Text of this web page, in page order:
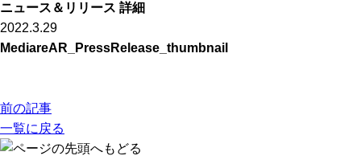
ニュース＆リリース 詳細
2022.3.29
MediareAR_PressRelease_thumbnail
前の記事
一覧に戻る